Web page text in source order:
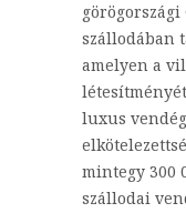
szállodában
amelyen a
luxus
mintegy 300
szállodai